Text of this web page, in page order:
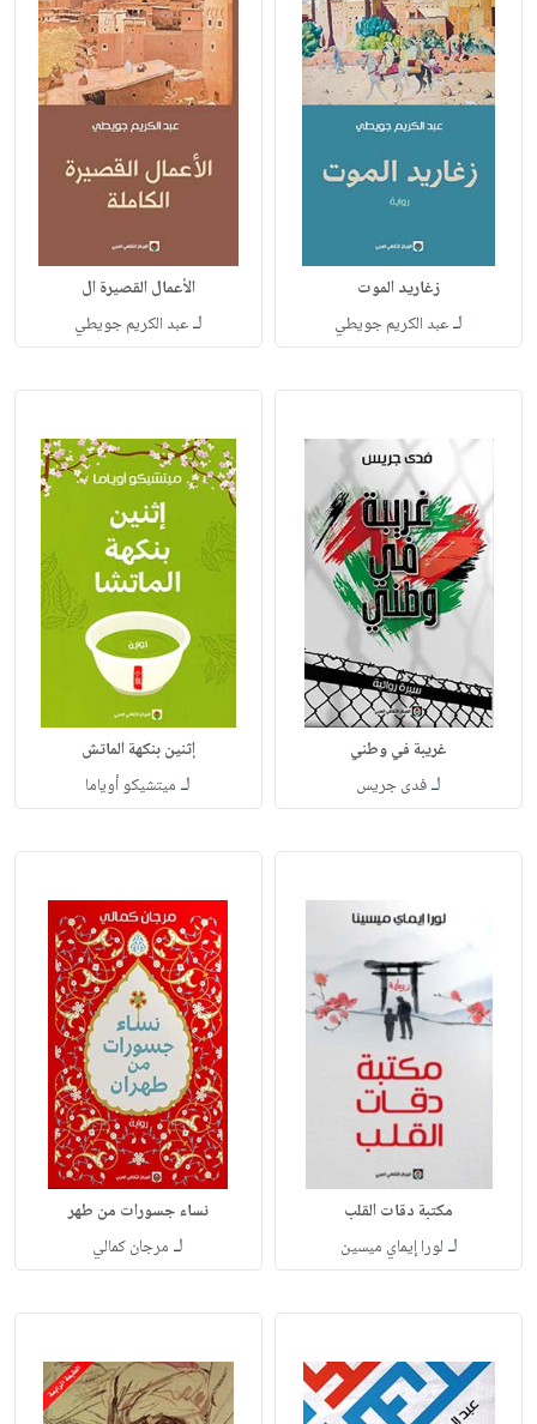
زغاريد الموت
لـعبد الكريم جويطي
الأعمال القصيرة ال
لـعبد الكريم جويطي
غريبة في وطني
لـفدى جريس
إثنين بنكهة الماتش
لـ ميتشيكو أوياما
مكتبة دقات القلب
لـ لورا إيماي ميسين
نساء جسورات من طهر
لـ مرجان كمالي